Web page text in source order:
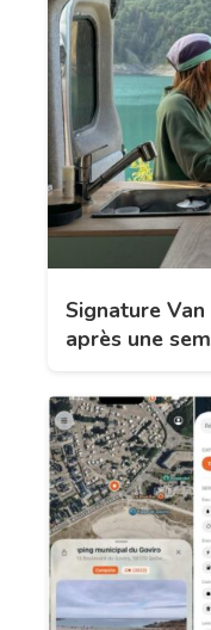
Signature Van
après une